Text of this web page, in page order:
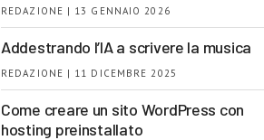
REDAZIONE | 13 GENNAIO 2026
Addestrando l’IA a scrivere la musica
REDAZIONE | 11 DICEMBRE 2025
Come creare un sito WordPress con
hosting preinstallato